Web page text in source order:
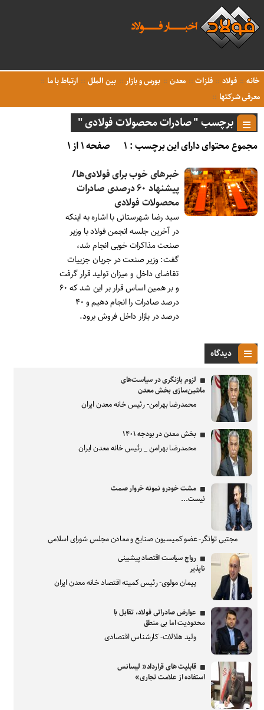
خانه فولاد فلزات معدن بورس و بازار بین الملل
ارتباط با ما
معرفی شرکتها
برچسب " صادرات محصولات فولادی "
مجموع محتوای دارای این برچسب : ۱
صفحه ۱ از ۱
خبرهای خوب برای فولادی‌ها/
پیشنهاد ۶۰ درصدی صادرات
محصولات فولادی
سید رضا شهرستانی با اشاره به اینکه
در آخرین جلسه انجمن فولاد با وزیر
صنعت مذاکرات خوبی انجام شد،
گفت: وزیر صنعت در جریان جزییات
تقاضای داخل و میزان تولید قرار گرفت
و بر همین اساس قرار بر این شد که ۶۰
درصد صادرات را انجام دهیم و ۴۰
درصد در بازار داخل فروش برود.
دیدگاه
لزوم بازنگری در سیاست‌های
ماشین‌سازی بخش معدن
محمدرضا بهرامن- رئیس خانه معدن ایران
بخش معدن در بودجه ۱۴۰۱
محمدرضا بهرامن _ رئیس خانه معدن ایران
مشت خودرو نمونه خروار صمت
نیست...
مجتبی توانگر- عضو کمیسیون صنایع و معادن مجلس شورای اسلامی
رواج سیاست اقتصاد پیشبینی
ناپذیر
پیمان مولوی- رئیس کمیته اقتصاد خانه معدن ایران
عوارض صادراتی فولاد، تقابل با
محدودیت اما بی منطق
ولید هلالات- کارشناس اقتصادی
قابلیت های قرارداد« لیسانس
استفاده از علامت تجاری»